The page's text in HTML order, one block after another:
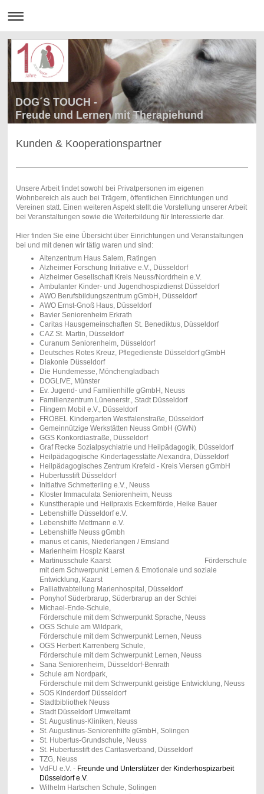
DOG´S TOUCH -
Freude und Lernen mit Therapiehund
Kunden & Kooperationspartner
Unsere Arbeit findet sowohl bei Privatpersonen im eigenen
Wohnbereich als auch bei Trägern, öffentlichen Einrichtungen und
Vereinen statt. Einen weiteren Aspekt stellt die Vorstellung unserer Arbeit
bei Veranstaltungen sowie die Weiterbildung für Interessierte dar.
Hier finden Sie eine Übersicht über Einrichtungen und Veranstaltungen
bei und mit denen wir tätig waren und sind:
Altenzentrum Haus Salem, Ratingen
Alzheimer Forschung Initiative e.V., Düsseldorf
Alzheimer Gesellschaft Kreis Neuss/Nordrhein e.V.
Ambulanter Kinder- und Jugendhospizdienst Düsseldorf
AWO Berufsbildungszentrum gGmbH, Düsseldorf
AWO Ernst-Gnoß Haus, Düsseldorf
Bavier Seniorenheim Erkrath
Caritas Hausgemeinschaften St. Benediktus, Düsseldorf
CAZ St. Martin, Düsseldorf
Curanum Seniorenheim, Düsseldorf
Deutsches Rotes Kreuz, Pflegedienste Düsseldorf gGmbH
Diakonie Düsseldorf
Die Hundemesse, Mönchengladbach
DOGLIVE, Münster
Ev. Jugend- und Familienhilfe gGmbH, Neuss
Familienzentrum Lünenerstr., Stadt Düsseldorf
Flingern Mobil e.V., Düsseldorf
FRÖBEL Kindergarten Westfalenstraße, Düsseldorf
Gemeinnützige Werkstätten Neuss GmbH (GWN)
GGS Konkordiastraße, Düsseldorf
Graf Recke Sozialpsychiatrie und Heilpädagogik, Düsseldorf
Heilpädagogische Kindertagesstätte Alexandra, Düsseldorf
Heilpädagogisches Zentrum Krefeld - Kreis Viersen gGmbH
Hubertusstift Düsseldorf
Initiative Schmetterling e.V., Neuss
Kloster Immaculata Seniorenheim, Neuss
Kunsttherapie und Heilpraxis Eckernförde, Heike Bauer
Lebenshilfe Düsseldorf e.V.
Lebenshilfe Mettmann e.V.
Lebenshilfe Neuss gGmbh
manus et canis, Niederlangen / Emsland
Marienheim Hospiz Kaarst
Martinusschule Kaarst Förderschule
mit dem Schwerpunkt Lernen & Emotionale und soziale
Entwicklung, Kaarst
Palliativabteilung Marienhospital, Düsseldorf
Ponyhof Süderbrarup, Süderbrarup an der Schlei
Michael-Ende-Schule,
Förderschule mit dem Schwerpunkt Sprache, Neuss
OGS Schule am Wildpark,
Förderschule mit dem Schwerpunkt Lernen, Neuss
OGS Herbert Karrenberg Schule,
Förderschule mit dem Schwerpunkt Lernen, Neuss
Sana Seniorenheim, Düsseldorf-Benrath
Schule am Nordpark,
Förderschule mit dem Schwerpunkt geistige Entwicklung, Neuss
SOS Kinderdorf Düsseldorf
Stadtbibliothek Neuss
Stadt Düsseldorf Umweltamt
St. Augustinus-Kliniken, Neuss
St. Augustinus-Seniorenhilfe gGmbH, Solingen
St. Hubertus-Grundschule, Neuss
St. Hubertusstift des Caritasverband, Düsseldorf
TZG, Neuss
VdFU e.V. - Freunde und Unterstützer der Kinderhospizarbeit
Düsseldorf e.V.
Wilhelm Hartschen Schule, Solingen